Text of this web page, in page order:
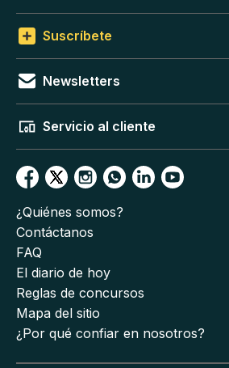
Suscríbete
Newsletters
Servicio al cliente
¿Quiénes somos?
Contáctanos
FAQ
El diario de hoy
Reglas de concursos
Mapa del sitio
¿Por qué confiar en nosotros?